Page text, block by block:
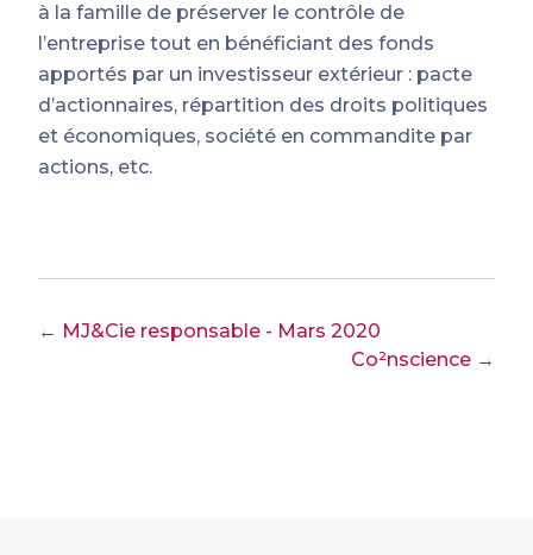
à la famille de préserver le contrôle de
l’entreprise tout en bénéficiant des fonds
apportés par un investisseur extérieur : pacte
d’actionnaires, répartition des droits politiques
et économiques, société en commandite par
actions, etc.
← MJ&Cie responsable - Mars 2020
Co²nscience →